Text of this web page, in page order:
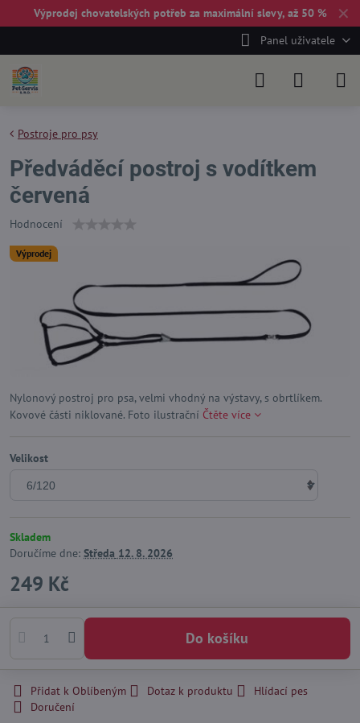
✕
Výprodej chovatelských potřeb za maximální slevy, až 50 %
Panel uživatele
Výprodej
Postroje pro psy
Předváděcí postroj s vodítkem
červená
Hodnocení
Nylonový postroj pro psa, velmi vhodný na výstavy, s obrtlíkem.
Kovové části niklované. Foto ilustrační Čtěte více
Velikost
Skladem
Doručíme dne: Středa 12. 8. 2026
249 Kč
Do košíku
Přidat k Oblíbeným Dotaz k produktu
Hlídací pes
Doručení